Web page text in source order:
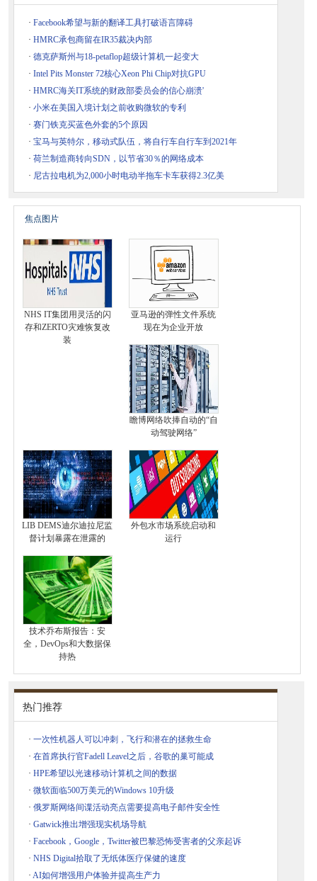
· Facebook希望与新的翻译工具打破语言障碍
· HMRC承包商留在IR35裁决内部
· 德克萨斯州与18-petaflop超级计算机一起变大
· Intel Pits Monster 72核心Xeon Phi Chip对抗GPU
· HMRC海关IT系统的财政部委员会的信心崩溃'
· 小米在美国入境计划之前收购微软的专利
· 赛门铁克买蓝色外套的5个原因
· 宝马与英特尔，移动式队伍，将自行车自行车到2021年
· 荷兰制造商转向SDN，以节省30％的网络成本
· 尼古拉电机为2,000小时电动半拖车卡车获得2.3亿美
焦点图片
NHS IT集团用灵活的闪
存和ZERTO灾难恢复改
装
亚马逊的弹性文件系统
现在为企业开放
瞻博网络吹捧自动的“自
动驾驶网络”
LIB DEMS迪尔迪拉尼监
督计划暴露在泄露的
外包水市场系统启动和
运行
技术乔布斯报告：安
全，DevOps和大数据保
持热
热门推荐
· 一次性机器人可以冲刺，飞行和潜在的拯救生命
· 在首席执行官Fadell Leavel之后，谷歌的巢可能成
· HPE希望以光速移动计算机之间的数据
· 微软面临500万美元的Windows 10升级
· 俄罗斯网络间谍活动亮点需要提高电子邮件安全性
· Gatwick推出增强现实机场导航
· Facebook，Google，Twitter被巴黎恐怖受害者的父亲起诉
· NHS Digital拾取了无纸体医疗保健的速度
· AI如何增强用户体验并提高生产力